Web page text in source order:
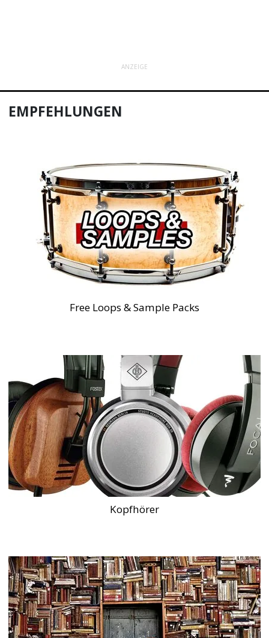
ANZEIGE
EMPFEHLUNGEN
Free Loops & Sample Packs
Kopfhörer